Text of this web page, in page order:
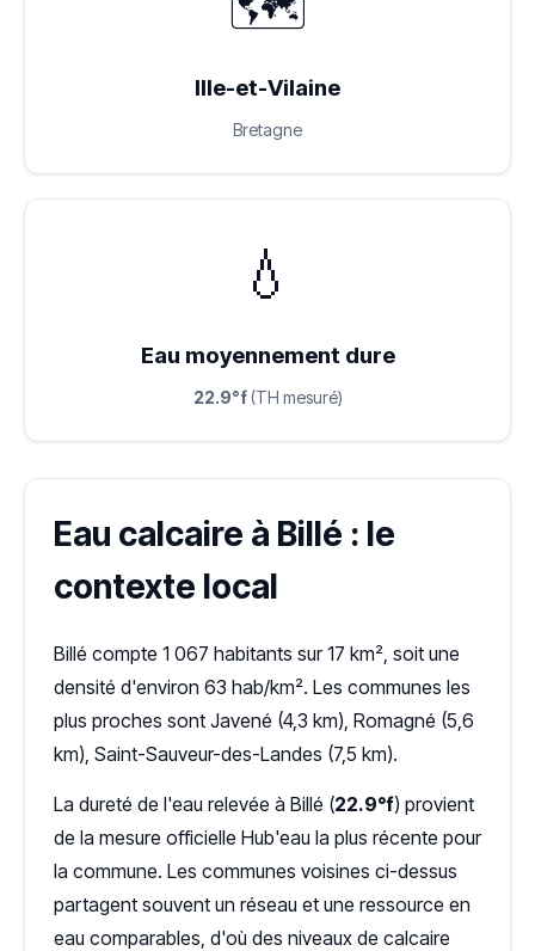
Ille-et-Vilaine
Bretagne
💧
Eau moyennement dure
22.9°f(TH mesuré)
Eau calcaire à Billé : le
contexte local
Billé compte 1 067 habitants sur 17 km², soit une
densité d'environ 63 hab/km². Les communes les
plus proches sont Javené (4,3 km), Romagné (5,6
km), Saint-Sauveur-des-Landes (7,5 km).
La dureté de l'eau relevée à Billé (22.9°f) provient
de la mesure officielle Hub'eau la plus récente pour
la commune. Les communes voisines ci-dessus
partagent souvent un réseau et une ressource en
eau comparables, d'où des niveaux de calcaire